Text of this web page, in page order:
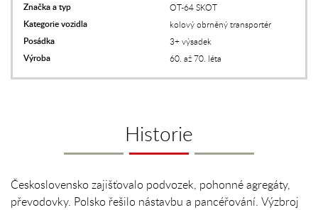
Značka a typ OT-64 SKOT
Kategorie vozidla kolový obrněný transportér
Posádka 3+ výsadek
Výroba 60. až 70. léta
Historie
Československo zajišťovalo podvozek, pohonné agregáty,
převodovky. Polsko řešilo nástavbu a pancéřování. Výzbroj